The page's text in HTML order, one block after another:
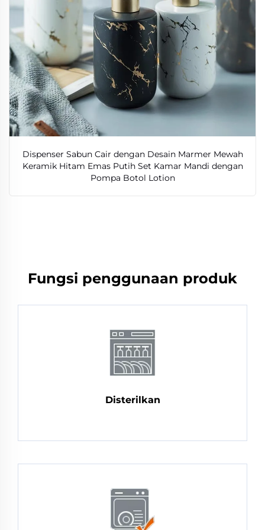
Dispenser Sabun Cair dengan Desain Marmer Mewah
Keramik Hitam Emas Putih Set Kamar Mandi dengan
Pompa Botol Lotion
Fungsi penggunaan produk
Disterilkan